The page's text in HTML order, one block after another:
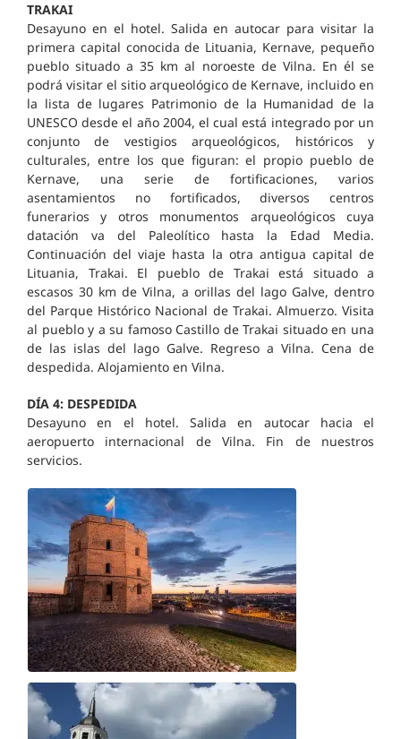
TRAKAI
Desayuno en el hotel. Salida en autocar para visitar la
primera capital conocida de Lituania, Kernave, pequeño
pueblo situado a 35 km al noroeste de Vilna. En él se
podrá visitar el sitio arqueológico de Kernave, incluido en
la lista de lugares Patrimonio de la Humanidad de la
UNESCO desde el año 2004, el cual está integrado por un
conjunto de vestigios arqueológicos, históricos y
culturales, entre los que figuran: el propio pueblo de
Kernave, una serie de fortificaciones, varios
asentamientos no fortificados, diversos centros
funerarios y otros monumentos arqueológicos cuya
datación va del Paleolítico hasta la Edad Media.
Continuación del viaje hasta la otra antigua capital de
Lituania, Trakai. El pueblo de Trakai está situado a
escasos 30 km de Vilna, a orillas del lago Galve, dentro
del Parque Histórico Nacional de Trakai. Almuerzo. Visita
al pueblo y a su famoso Castillo de Trakai situado en una
de las islas del lago Galve. Regreso a Vilna. Cena de
despedida. Alojamiento en Vilna.
DÍA 4: DESPEDIDA
Desayuno en el hotel. Salida en autocar hacia el
aeropuerto internacional de Vilna. Fin de nuestros
servicios.